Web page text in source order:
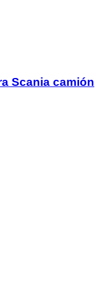
Scania camión